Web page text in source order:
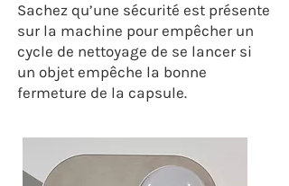
Sachez qu’une sécurité est présente
sur la machine pour empêcher un
cycle de nettoyage de se lancer si
un objet empêche la bonne
fermeture de la capsule.